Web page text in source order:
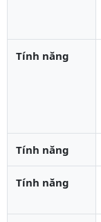
Tính năng
Tính năng
Tính năng